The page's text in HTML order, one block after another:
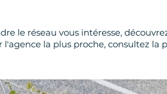
le réseau vous intéresse,
l'agence la plus proche, consultez la